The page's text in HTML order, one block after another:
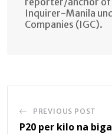
Inquirer-Manila
Companies (IGC).
PREVIOUS POST
P20 per kilo na